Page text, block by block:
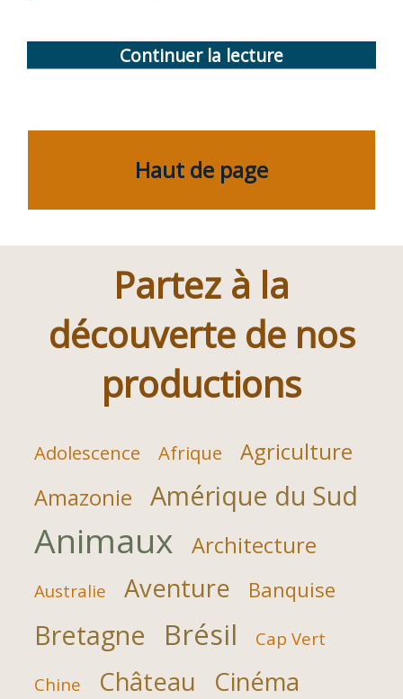
Continuer la lecture
Haut de page
Partez à la
découverte de nos
productions
Adolescence Afrique
Agriculture
Amazonie
Amérique du Sud
Animaux Architecture
Australie Aventure Banquise
Bretagne Brésil Cap Vert
Chine Château Cinéma